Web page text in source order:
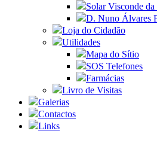
Solar Visconde da
D. Nuno Álvares
Loja do Cidadão
Utilidades
Mapa do Sítio
SOS Telefones
Farmácias
Livro de Visitas
Galerias
Contactos
Links